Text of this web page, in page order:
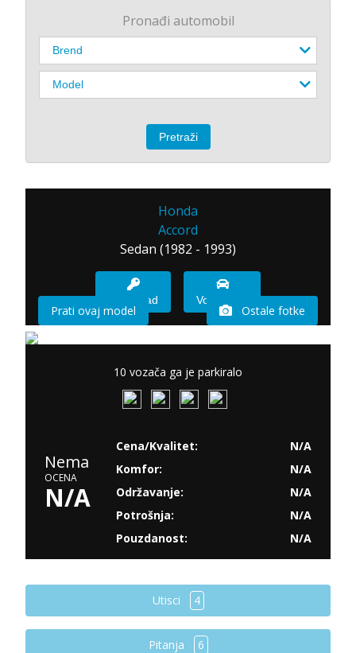
Pronađi automobil
Honda
Accord
Sedan (1982 - 1993)
Imam sad Vozio sam
Prati ovaj model Ostale fotke
10 vozača ga je parkiralo
Nema
OCENA
N/A
Cena/Kvalitet:
N/A
Komfor:
N/A
Održavanje:
N/A
Potrošnja:
N/A
Pouzdanost:
N/A
Utisci 4
Pitanja 6